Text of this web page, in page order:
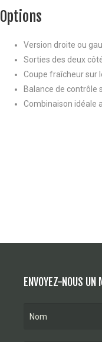
Options
Version droite ou
Sorties des deux
Coupe fraîcheur sur
Balance de contrôle
Combinaison idéale
ENVOYEZ-NOUS UN